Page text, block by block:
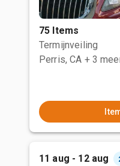
75 Items
Termijnveiling
Perris, CA + 3
11 aug - 12 aug